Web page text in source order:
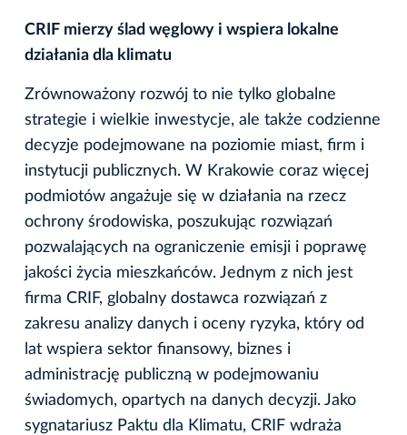
CRIF mierzy ślad węglowy i wspiera lokalne
działania dla klimatu
Zrównoważony rozwój to nie tylko globalne
strategie i wielkie inwestycje, ale także codzienne
decyzje podejmowane na poziomie miast, firm i
instytucji publicznych. W Krakowie coraz więcej
podmiotów angażuje się w działania na rzecz
ochrony środowiska, poszukując rozwiązań
pozwalających na ograniczenie emisji i poprawę
jakości życia mieszkańców. Jednym z nich jest
firma CRIF, globalny dostawca rozwiązań z
zakresu analizy danych i oceny ryzyka, który od
lat wspiera sektor finansowy, biznes i
administrację publiczną w podejmowaniu
świadomych, opartych na danych decyzji. Jako
sygnatariusz Paktu dla Klimatu, CRIF wdraża